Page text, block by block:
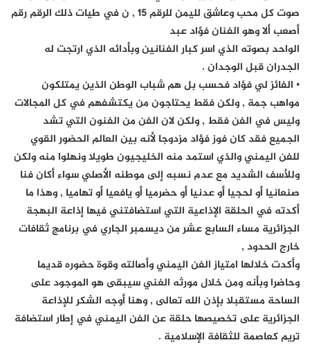
صوت كل محب وعاشق لليمن للرقم 15 , ن في طيات ذلك الرقم رقم
أصعب ألا وهو الفنان فؤاد عبد
الواحد بصوته الذي اسر كبار الفنانين وبأدائه الذي ارتجت له
الجدران قبل الوجدان .
• الفائز لي فؤاد فحسب بل هم شباب الوطن الذين يمتلكون
مواهب جمة , ولكن فقط يحتاجون من يكتشفهم في كل المجالات
وليس في الفن فقط , ولكن لان الفن من الفنون التي تشد
الجميع فقد كان فوز فؤاد مزدوجا لأنه بين العالم الحضور القوي
للفن اليمني والذي استمد منه الخليجيون طويلا ونهلوا منه ولكن
وللأسف الشديد مع عدم نسبه إلى موطنه الأصلي سواء أكان فنا
صنعانيا أو لحجيا أو عدنيا أو حضرميا أو يافعيا أو تهاميا , وهذا ما
أكدته في الحلقة الإذاعية التي استضافتني فيها إذاعة البهجة
الجزائرية مساء السابع عشر من ديسمبر الجاري في برنامج ثقافات
خارج الحدود ,
وأكدت خلالها امتياز الفن اليمني وأصالته وقوة حضوره قديما
وحاضرا وبأنه ومن خلال مورثه الغني سيبقى هو الموجود على
الساحة مستقبلا بإذن الله تعالى , وهنا أوجه الشكر للإذاعة
الجزائرية على تخصيصها حلقة عن الفن اليمني في إطار استضافة
تريم كعاصمة للثقافة الإسلامية .